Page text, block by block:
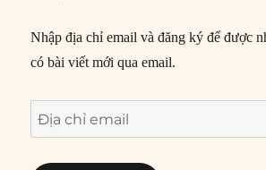
Nhập địa chỉ email và đăng ký để được
có bài viết mới qua email.
Địa
chỉ
email